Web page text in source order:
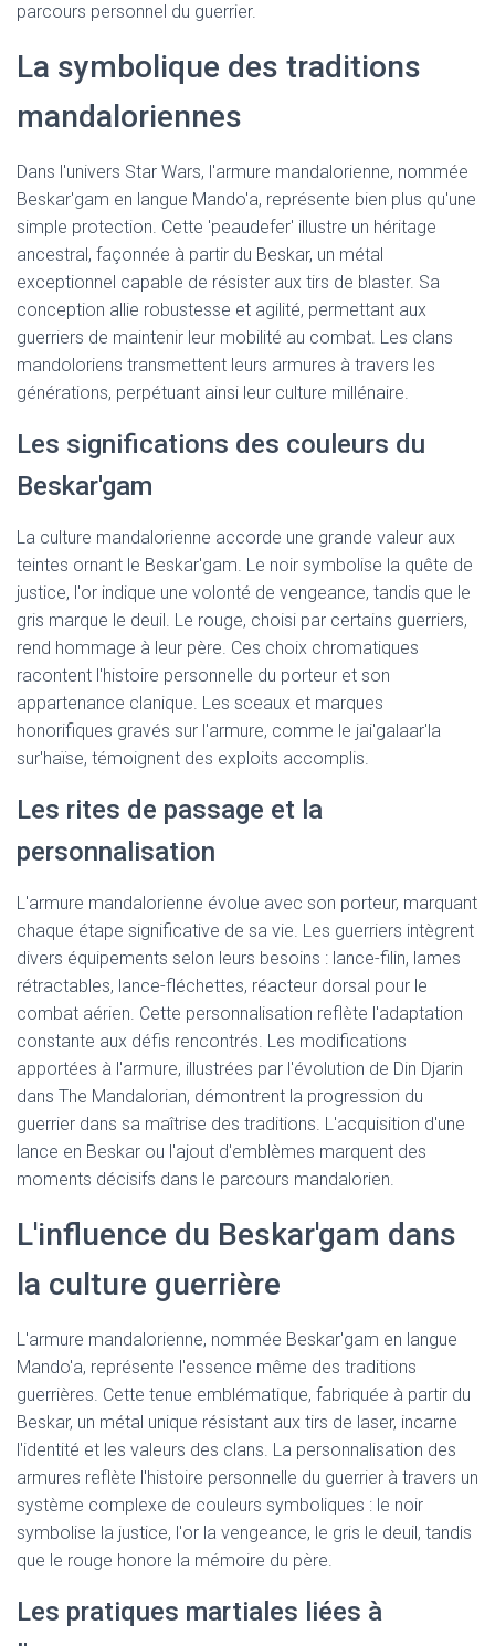
parcours personnel du guerrier.
La symbolique des traditions
mandaloriennes
Dans l'univers Star Wars, l'armure mandalorienne, nommée
Beskar'gam en langue Mando'a, représente bien plus qu'une
simple protection. Cette 'peaudefer' illustre un héritage
ancestral, façonnée à partir du Beskar, un métal
exceptionnel capable de résister aux tirs de blaster. Sa
conception allie robustesse et agilité, permettant aux
guerriers de maintenir leur mobilité au combat. Les clans
mandoloriens transmettent leurs armures à travers les
générations, perpétuant ainsi leur culture millénaire.
Les significations des couleurs du
Beskar'gam
La culture mandalorienne accorde une grande valeur aux
teintes ornant le Beskar'gam. Le noir symbolise la quête de
justice, l'or indique une volonté de vengeance, tandis que le
gris marque le deuil. Le rouge, choisi par certains guerriers,
rend hommage à leur père. Ces choix chromatiques
racontent l'histoire personnelle du porteur et son
appartenance clanique. Les sceaux et marques
honorifiques gravés sur l'armure, comme le jai'galaar'la
sur'haïse, témoignent des exploits accomplis.
Les rites de passage et la
personnalisation
L'armure mandalorienne évolue avec son porteur, marquant
chaque étape significative de sa vie. Les guerriers intègrent
divers équipements selon leurs besoins : lance-filin, lames
rétractables, lance-fléchettes, réacteur dorsal pour le
combat aérien. Cette personnalisation reflète l'adaptation
constante aux défis rencontrés. Les modifications
apportées à l'armure, illustrées par l'évolution de Din Djarin
dans The Mandalorian, démontrent la progression du
guerrier dans sa maîtrise des traditions. L'acquisition d'une
lance en Beskar ou l'ajout d'emblèmes marquent des
moments décisifs dans le parcours mandalorien.
L'influence du Beskar'gam dans
la culture guerrière
L'armure mandalorienne, nommée Beskar'gam en langue
Mando'a, représente l'essence même des traditions
guerrières. Cette tenue emblématique, fabriquée à partir du
Beskar, un métal unique résistant aux tirs de laser, incarne
l'identité et les valeurs des clans. La personnalisation des
armures reflète l'histoire personnelle du guerrier à travers un
système complexe de couleurs symboliques : le noir
symbolise la justice, l'or la vengeance, le gris le deuil, tandis
que le rouge honore la mémoire du père.
Les pratiques martiales liées à